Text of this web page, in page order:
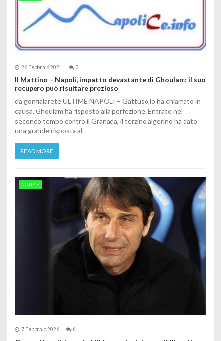
26 Febbraio 2021 0
Il Mattino – Napoli, impatto devastante di Ghoulam: il suo
recupero può risultare prezioso
da gonfialarete ULTIME NAPOLI – Gattuso lo ha chiamato in
causa, Ghoulam ha risposto alla perfezione. Entrato nel
secondo tempo contro il Granada, il terzino algerino ha dato
una grande risposta al
READ MORE
NOTIZIE
7 Febbraio 2026 0